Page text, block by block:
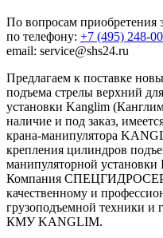
По вопросам приобретения
по телефону: +7 (495) 248-
email: service@shs24.ru
Предлагаем к поставке
подъема стрелы верхний
установки Kanglim
наличие и под заказ,
крана-манипулятора
крепления цилиндров
манипуляторной
Компания
качественному и
грузоподъемной техники и
КМУ KANGLIM.